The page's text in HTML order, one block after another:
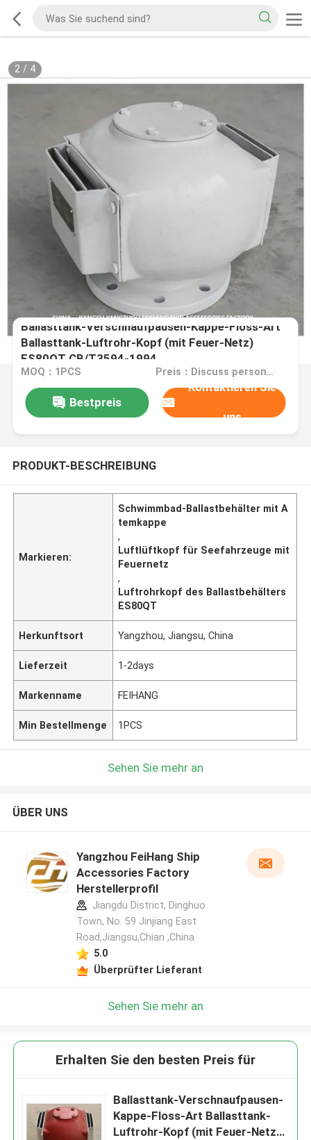
2/ 4
Ballasttank-Verschnaufpausen-Kappe-Floss-Art
Ballasttank-Luftrohr-Kopf (mit Feuer-Netz)
ES80QT CB/T3594-1994
MOQ：1PCS Preis：Discuss personally
Bestpreis
Kontaktieren Sie
uns
PRODUKT-BESCHREIBUNG
Markieren:
Schwimmbad-Ballastbehälter mit A
temkappe
,
Luftlüftkopf für Seefahrzeuge mit
Feuernetz
,
Luftrohrkopf des Ballastbehälters
ES80QT
Herkunftsort Yangzhou, Jiangsu, China
Lieferzeit 1-2days
Markenname FEIHANG
Min Bestellmenge 1PCS
Sehen Sie mehr an
ÜBER UNS
Yangzhou FeiHang Ship
Accessories Factory
Herstellerprofil
Jiangdu District, Dinghuo
Town, No. 59 Jinjiang East
Road,Jiangsu,Chian ,China
5.0
Überprüfter Lieferant
Sehen Sie mehr an
Erhalten Sie den besten Preis für
Ballasttank-Verschnaufpausen-
Kappe-Floss-Art Ballasttank-
Luftrohr-Kopf (mit Feuer-Netz)